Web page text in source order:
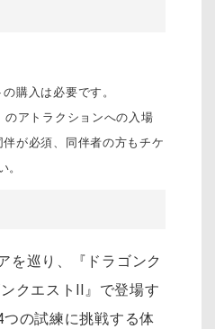
購入は必要です。
アトラクションへの入場
が必須、同伴者の方もチケ
。
を巡り、『ドラゴンク
クエストII』で登場す
の試練に挑戦する体